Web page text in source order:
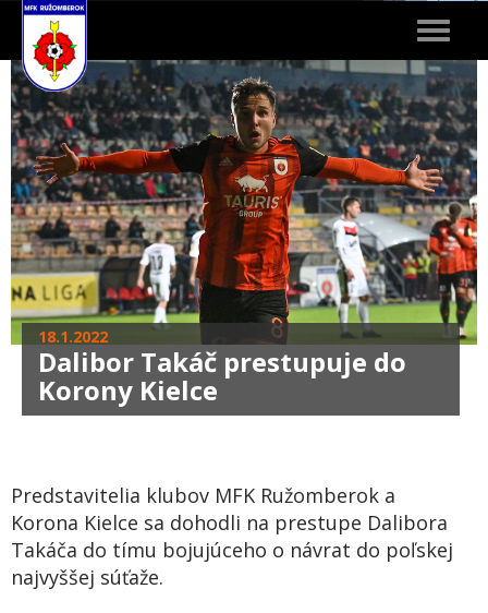
Toggle
18.1.2022
Dalibor Takáč prestupuje do
Korony Kielce
Predstavitelia klubov MFK Ružomberok a
Korona Kielce sa dohodli na prestupe Dalibora
Takáča do tímu bojujúceho o návrat do poľskej
najvyššej súťaže.